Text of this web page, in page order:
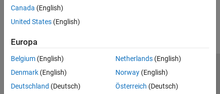
Canada (English)
United States (English)
Europa
Belgium (English)
Denmark (English)
Deutschland (Deutsch)
Netherlands(English)
Norway(English)
Österreich (Deutsch)
Centro di fiducia
Informativa sulla privacy
Antipirateria
Stato dell'applicazione
Contatti